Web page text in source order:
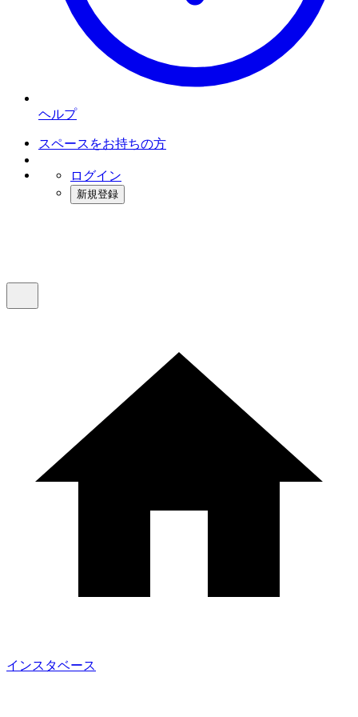
ヘルプ
スペースをお持ちの方
ログイン
新規登録
インスタベース